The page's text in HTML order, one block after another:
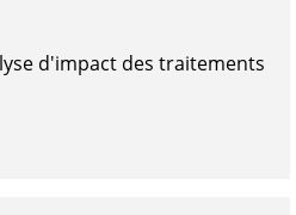
d'impact des traitements